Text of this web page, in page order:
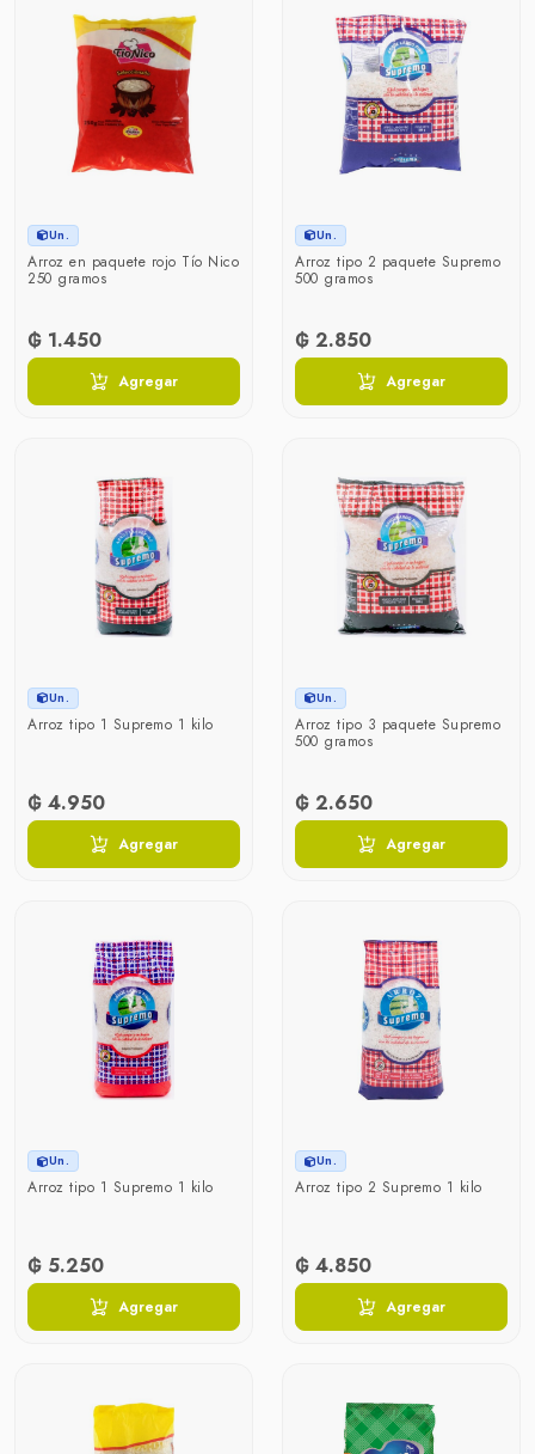
Un.
Arroz en paquete rojo Tío Nico
250 gramos
₲ 1.450
Agregar
Un.
Arroz tipo 2 paquete Supremo
500 gramos
₲ 2.850
Agregar
Un.
Arroz tipo 1 Supremo 1 kilo
₲ 4.950
Agregar
Un.
Arroz tipo 3 paquete Supremo
500 gramos
₲ 2.650
Agregar
Un.
Arroz tipo 1 Supremo 1 kilo
₲ 5.250
Agregar
Un.
Arroz tipo 2 Supremo 1 kilo
₲ 4.850
Agregar